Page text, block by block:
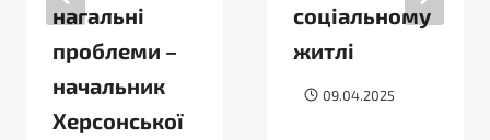
нагальні
проблеми –
начальник
Херсонської
соціальному
житлі
09.04.2025